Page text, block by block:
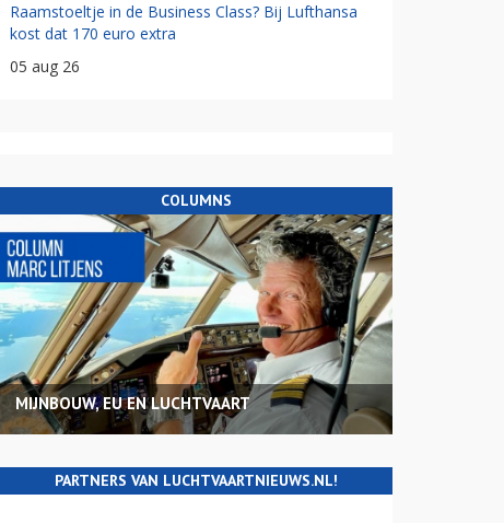
Raamstoeltje in de Business Class? Bij Lufthansa
kost dat 170 euro extra
05 aug 26
COLUMNS
MIJNBOUW, EU EN LUCHTVAART
PARTNERS VAN LUCHTVAARTNIEUWS.NL!